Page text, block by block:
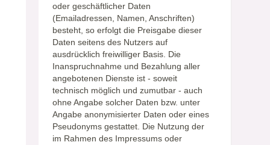
oder geschäftlicher Daten
(Emailadressen, Namen, Anschriften)
besteht, so erfolgt die Preisgabe dieser
Daten seitens des Nutzers auf
ausdrücklich freiwilliger Basis. Die
Inanspruchnahme und Bezahlung aller
angebotenen Dienste ist - soweit
technisch möglich und zumutbar - auch
ohne Angabe solcher Daten bzw. unter
Angabe anonymisierter Daten oder eines
Pseudonyms gestattet. Die Nutzung der
im Rahmen des Impressums oder